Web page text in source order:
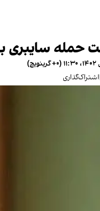
حمله سایبری
اشتراک‌گذاری